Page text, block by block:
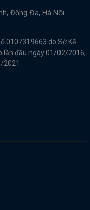
Đống Đa, Hà Nội
0107319663 do Sở Kế
lần đầu ngày 01/02/2016,
2021